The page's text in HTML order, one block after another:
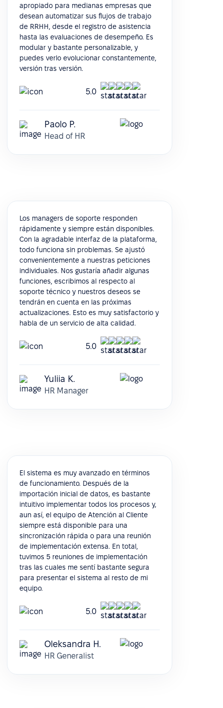
apropiado para medianas empresas que
desean automatizar sus flujos de trabajo
de RRHH, desde el registro de asistencia
hasta las evaluaciones de desempeño. Es
modular y bastante personalizable, y
puedes verlo evolucionar constantemente,
versión tras versión.
5.0
Paolo P.
Head of HR
Los managers de soporte responden
rápidamente y siempre están disponibles.
Con la agradable interfaz de la plataforma,
todo funciona sin problemas. Se ajustó
convenientemente a nuestras peticiones
individuales. Nos gustaría añadir algunas
funciones, escribimos al respecto al
soporte técnico y nuestros deseos se
tendrán en cuenta en las próximas
actualizaciones. Esto es muy satisfactorio y
habla de un servicio de alta calidad.
5.0
Yuliia K.
HR Manager
El sistema es muy avanzado en términos
de funcionamiento. Después de la
importación inicial de datos, es bastante
intuitivo implementar todos los procesos y,
aun así, el equipo de Atención al Cliente
siempre está disponible para una
sincronización rápida o para una reunión
de implementación extensa. En total,
tuvimos 5 reuniones de implementación
tras las cuales me sentí bastante segura
para presentar el sistema al resto de mi
equipo.
5.0
Oleksandra H.
HR Generalist